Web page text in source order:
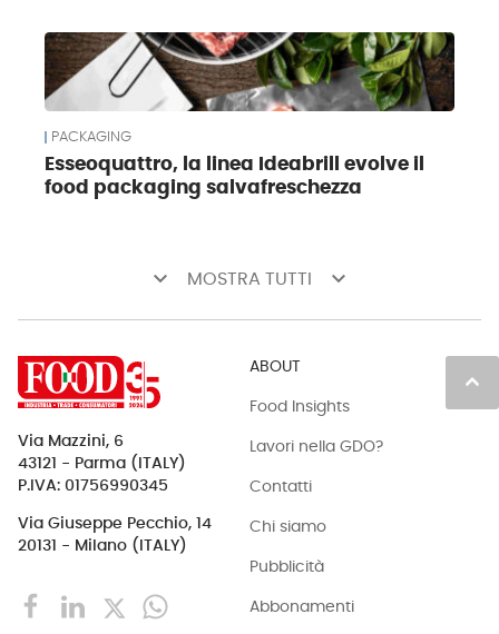
PACKAGING
Esseoquattro, la linea Ideabrill evolve il
food packaging salvafreschezza
keyboard_arrow_down MOSTRA TUTTI keyboard_arrow_down
keyboard_arrow_up
Via Mazzini, 6
43121 - Parma (ITALY)
P.IVA: 01756990345
Via Giuseppe Pecchio, 14
20131 - Milano (ITALY)
ABOUT
Food Insights
Lavori nella GDO?
Contatti
Chi siamo
Pubblicità
Abbonamenti